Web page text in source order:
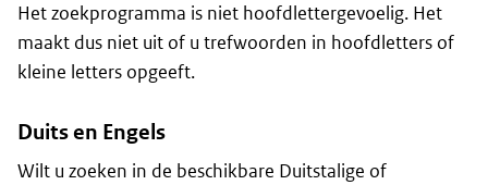
Het zoekprogramma is niet hoofdlettergevoelig. Het
maakt dus niet uit of u trefwoorden in hoofdletters of
kleine letters opgeeft.
Duits en Engels
Wilt u zoeken in de beschikbare Duitstalige of